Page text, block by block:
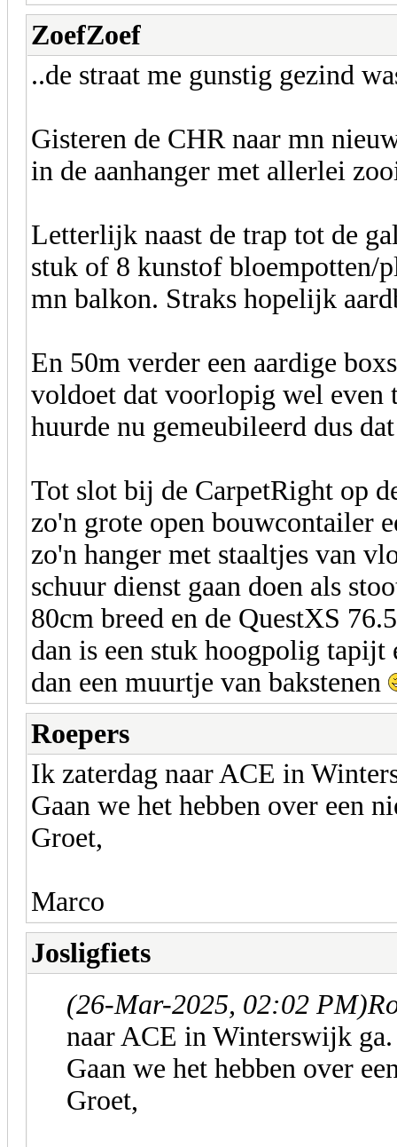
ZoefZoef
..de straat me gunstig gezind
Gisteren de CHR naar mn
in de aanhanger met allerlei
Letterlijk naast de trap tot de
stuk of 8 kunstof bloempotten/
mn balkon. Straks hopelijk
En 50m verder een aardige
voldoet dat voorlopig wel even
huurde nu gemeubileerd dus
Tot slot bij de CarpetRight op
zo'n grote open bouwcontailer
zo'n hanger met staaltjes van
schuur dienst gaan doen als
80cm breed en de QuestXS
dan is een stuk hoogpolig
dan een muurtje van bakstenen
Roepers
Ik zaterdag naar ACE in
Gaan we het hebben over een
Groet,
Marco
Josligfiets
(26-Mar-2025, 02:02 PM)
naar ACE in Winterswijk ga.
Gaan we het hebben over
Groet,